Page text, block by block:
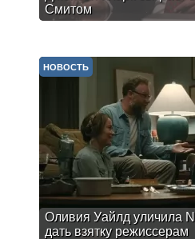
Смитом
Оливия Уайлд уличила
дать взятку режиссерам
НОВОСТЬ